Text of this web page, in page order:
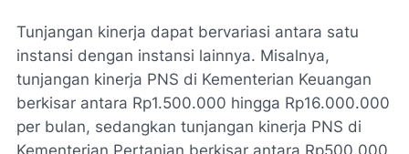
Tunjangan kinerja dapat bervariasi antara satu
instansi dengan instansi lainnya. Misalnya,
tunjangan kinerja PNS di Kementerian Keuangan
berkisar antara Rp1.500.000 hingga Rp16.000.000
per bulan, sedangkan tunjangan kinerja PNS di